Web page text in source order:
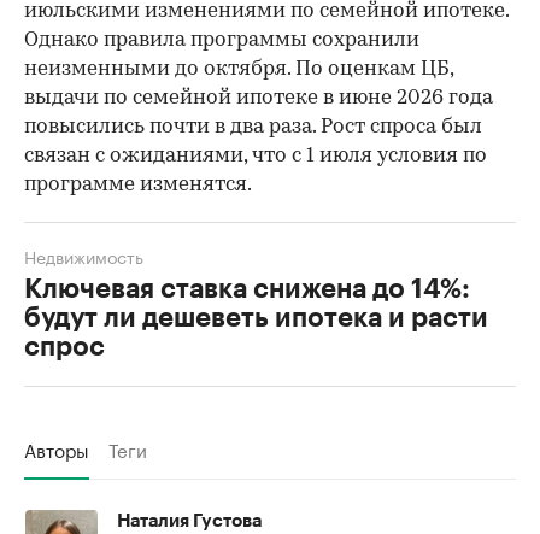
июльскими изменениями по семейной ипотеке.
Однако правила программы сохранили
неизменными до октября. По оценкам ЦБ,
выдачи по семейной ипотеке в июне 2026 года
повысились почти в два раза. Рост спроса был
связан с ожиданиями, что с 1 июля условия по
программе изменятся.
Ключевая ставка снижена до 14%:
будут ли дешеветь ипотека и расти
спрос
Недвижимость
Авторы Теги
Наталия Густова